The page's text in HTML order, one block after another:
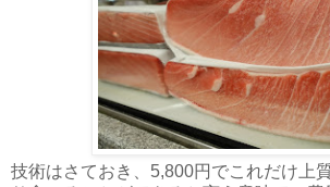
技術はさておき、5,800円でこれだけ上